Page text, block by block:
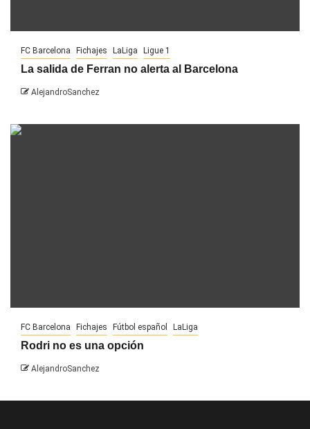
FC Barcelona Fichajes LaLiga Ligue 1
La salida de Ferran no alerta al Barcelona
AlejandroSanchez
FC Barcelona Fichajes Fútbol español LaLiga
Rodri no es una opción
AlejandroSanchez